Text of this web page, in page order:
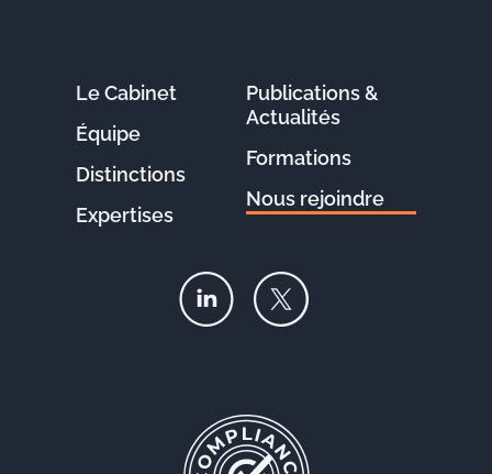
Le Cabinet
Équipe
Distinctions
Expertises
Publications &
Actualités
Formations
Nous rejoindre